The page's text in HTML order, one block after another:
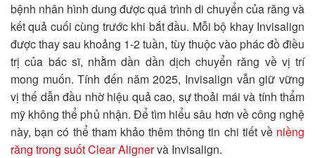
bệnh nhân hình dung được quá trình di chuyển của răng và
kết quả cuối cùng trước khi bắt đầu. Mỗi bộ khay Invisalign
được thay sau khoảng 1-2 tuần, tùy thuộc vào phác đồ điều
trị của bác sĩ, nhằm dần dần dịch chuyển răng về vị trí
mong muốn. Tính đến năm 2025, Invisalign vẫn giữ vững
vị thế dẫn đầu nhờ hiệu quả cao, sự thoải mái và tính thẩm
mỹ không thể phủ nhận. Để tìm hiểu sâu hơn về công nghệ
này, bạn có thể tham khảo thêm thông tin chi tiết về niềng
răng trong suốt Clear Alignervà Invisalign.